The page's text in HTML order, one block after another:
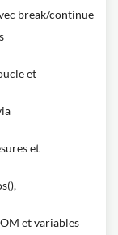
break/continue
et
et
et variables